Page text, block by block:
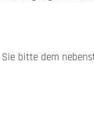
bitte dem